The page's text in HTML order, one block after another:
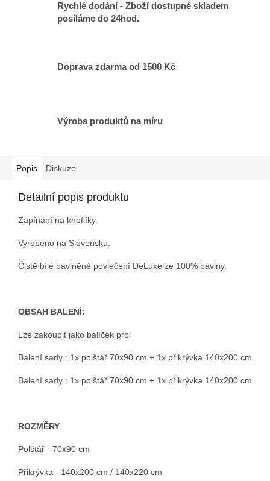
Rychlé dodání - Zboží dostupné skladem
posíláme do 24hod.
Doprava zdarma od 1500 Kč
Výroba produktů na míru
Popis Diskuze
Detailní popis produktu
Zapínání na knoflíky.
Vyrobeno na Slovensku.
Čistě bílé bavlněné povlečení DeLuxe ze 100% bavlny.
OBSAH BALENÍ:
Lze zakoupit jako balíček pro:
Balení sady : 1x polštář 70x90 cm + 1x přikrývka 140x200 cm
Balení sady : 1x polštář 70x90 cm + 1x přikrývka 140x200 cm
ROZMĚRY
Polštář - 70x90 cm
Přikrývka - 140x200 cm / 140x220 cm